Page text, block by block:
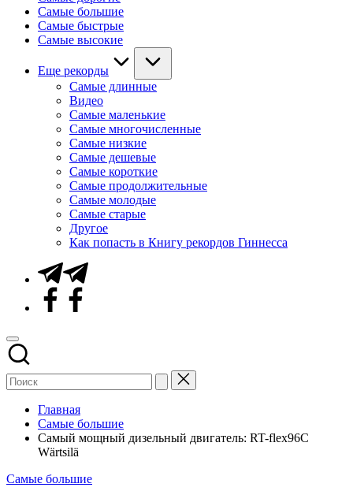
Самые большие
Самые быстрые
Самые высокие
Еще рекорды
Самые длинные
Видео
Самые маленькие
Самые многочисленные
Самые низкие
Самые дешевые
Самые короткие
Самые продолжительные
Самые молодые
Самые старые
Другое
Как попасть в Книгу рекордов Гиннесса
Telegram
Facebook
Главная
Самые большие
Самый мощный дизельный двигатель: RT-flex96C
Wärtsilä
Опубликовано
Самые большие